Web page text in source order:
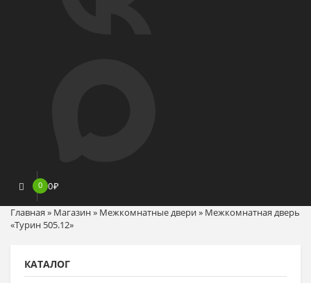
0 0₽
Главная » Магазин» Межкомнатные двери» Межкомнатная дверь
«Турин 505.12»
КАТАЛОГ